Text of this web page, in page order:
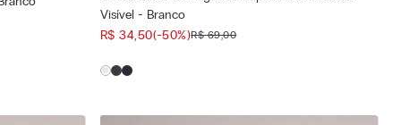
Branco - 001 - Bianco
Tamanho selecionado—
Visível - Branco
R$ 34,50(-50%)R$ 69,00